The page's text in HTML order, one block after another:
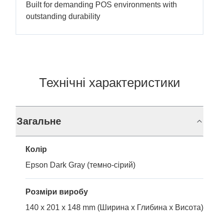
Built for demanding POS environments with
outstanding durability
Технічні характеристики
Загальне
Колір
Epson Dark Gray (темно-сірий)
Розміри виробу
140 x 201 x 148 mm (Ширина x Глибина x Висота)